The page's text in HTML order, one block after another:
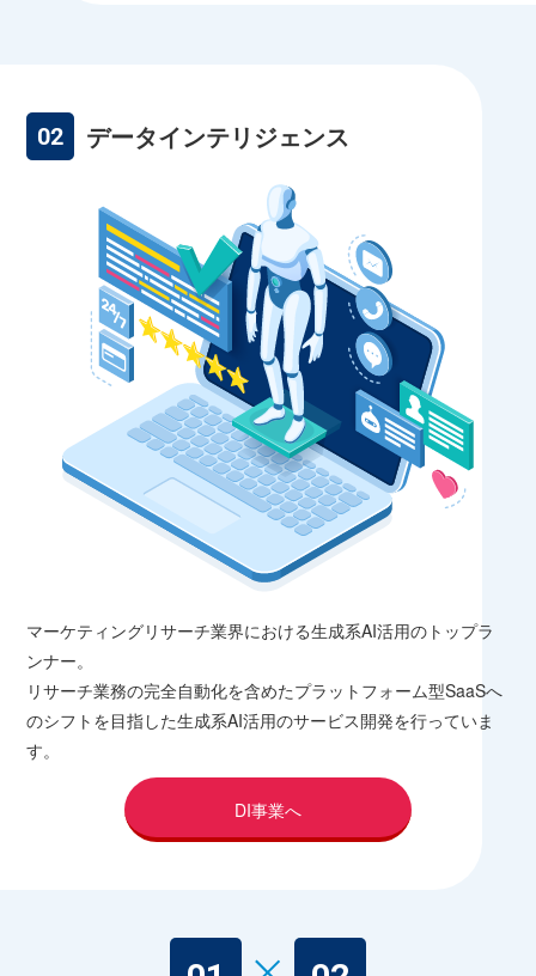
02 データインテリジェンス
マーケティングリサーチ業界における生成系AI活用のトップラ
ンナー。
リサーチ業務の完全自動化を含めたプラットフォーム型SaaSへ
のシフトを目指した生成系AI活用のサービス開発を行っていま
す。
DI事業へ